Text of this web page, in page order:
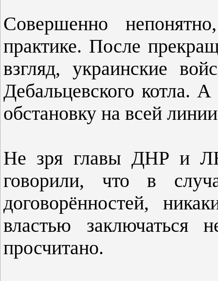
Совершенно
практике. После
взгляд, украинские
Дебальцевского котла.
обстановку на всей
Не зря главы ДНР и
говорили, что в
договорённостей,
властью заключаться
просчитано.